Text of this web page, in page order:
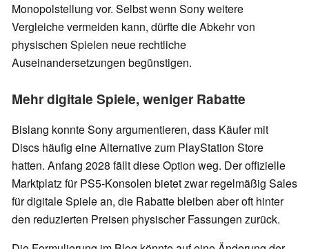
Monopolstellung vor. Selbst wenn Sony weitere
Vergleiche vermeiden kann, dürfte die Abkehr von
physischen Spielen neue rechtliche
Auseinandersetzungen begünstigen.
Mehr digitale Spiele, weniger Rabatte
Bislang konnte Sony argumentieren, dass Käufer mit
Discs häufig eine Alternative zum PlayStation Store
hatten. Anfang 2028 fällt diese Option weg. Der offizielle
Marktplatz für PS5-Konsolen bietet zwar regelmäßig Sales
für digitale Spiele an, die Rabatte bleiben aber oft hinter
den reduzierten Preisen physischer Fassungen zurück.